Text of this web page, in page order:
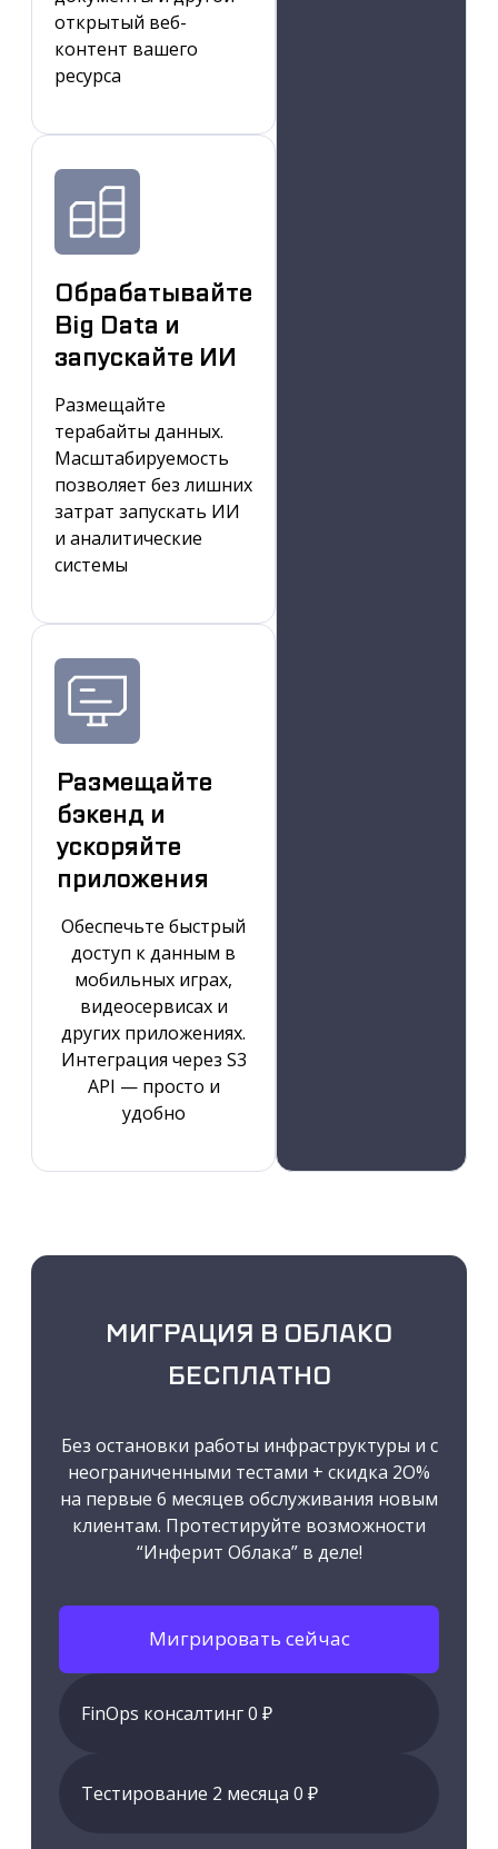
открытый веб-
контент вашего
ресурса
Обрабатывайте
Big Data и
запускайте ИИ
Размещайте
терабайты данных.
Масштабируемость
позволяет без лишних
затрат запускать ИИ
и аналитические
системы
Размещайте
бэкенд и
ускоряйте
приложения
Обеспечьте быстрый
доступ к данным в
мобильных играх,
видеосервисах и
других приложениях.
Интеграция через S3
API — просто и
удобно
МИГРАЦИЯ В ОБЛАКО
БЕСПЛАТНО
Без остановки работы инфраструктуры и с
неограниченными тестами + скидка 2O%
на первые 6 месяцев обслуживания новым
клиентам. Протестируйте возможности
“Инферит Облака” в деле!
Мигрировать сейчас
FinOps консалтинг 0 ₽
Тестирование 2 месяца 0 ₽